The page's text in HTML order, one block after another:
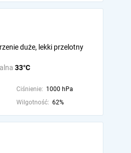
33°C
duże, lekki przelotny
Ciśnienie: 1000 hPa
Wilgotność: 62%